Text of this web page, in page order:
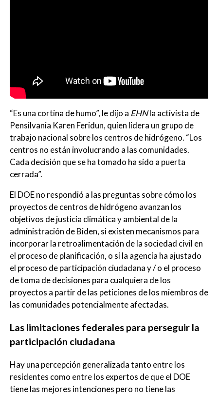
“Es una cortina de humo”, le dijo a EHNla activista de
Pensilvania Karen Feridun, quien lidera un grupo de
trabajo nacional sobre los centros de hidrógeno. “Los
centros no están involucrando a las comunidades.
Cada decisión que se ha tomado ha sido a puerta
cerrada”.
El DOE no respondió a las preguntas sobre cómo los
proyectos de centros de hidrógeno avanzan los
objetivos de justicia climática y ambiental de la
administración de Biden, si existen mecanismos para
incorporar la retroalimentación de la sociedad civil en
el proceso de planificación, o si la agencia ha ajustado
el proceso de participación ciudadana y / o el proceso
de toma de decisiones para cualquiera de los
proyectos a partir de las peticiones de los miembros de
las comunidades potencialmente afectadas.
Las limitaciones federales para perseguir la
participación ciudadana
Hay una percepción generalizada tanto entre los
residentes como entre los expertos de que el DOE
tiene las mejores intenciones pero no tiene las